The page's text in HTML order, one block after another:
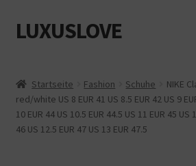
Zur
Navigation
Zum
Inhalt
LUXUSLOVE
Cookie-Richtlinie (EU)
Startseite Fashion Schuhe
NIKE
red/white US 8 EUR 41 US 8.5 EUR 42 US 9
10 EUR 44 US 10.5 EUR 44.5 US 11 EUR 45 US
46 US 12.5 EUR 47 US 13 EUR 47.5